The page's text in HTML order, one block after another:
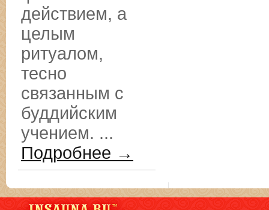
действием, а
целым
ритуалом,
тесно
связанным с
буддийским
учением. ...
Подробнее →